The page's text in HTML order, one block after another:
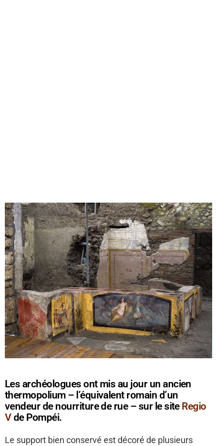
Les archéologues ont mis au jour un ancien
thermopolium – l’équivalent romain d’un
vendeur de nourriture de rue – sur le site Regio
Vde Pompéi.
Le support bien conservé est décoré de plusieurs